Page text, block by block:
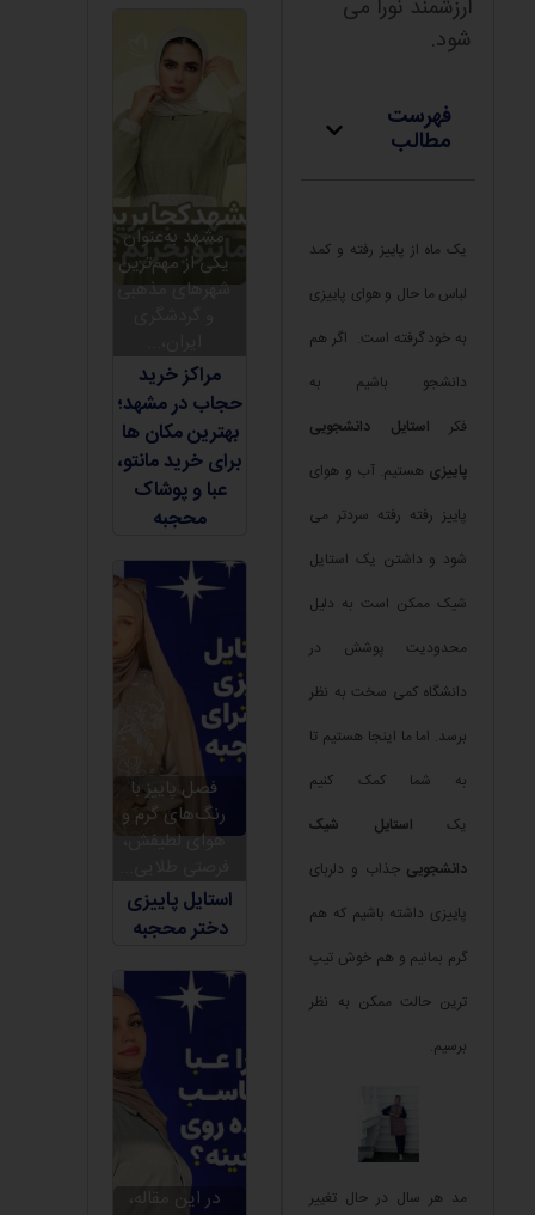
ارزشمند نورا می
شود.
فهرست
مطالب
یک ماه از پاییز رفته و کمد
لباس ما حال و هوای پاییزی
به خود گرفته است. اگر هم
دانشجو باشیم به
فکر استایل دانشجویی
پاییزی هستیم. آب و هوای
پاییز رفته رفته سردتر می
شود و داشتن یک استایل
شیک ممکن است به دلیل
محدودیت پوشش در
دانشگاه کمی سخت به نظر
برسد. اما ما اینجا هستیم تا
به شما کمک کنیم
یک استایل شیک
دانشجویی جذاب و دلربای
پاییزی داشته باشیم که هم
گرم بمانیم و هم خوش تیپ
ترین حالت ممکن به نظر
برسیم.
مد هر سال در حال تغییر
مشهد به‌عنوان
یکی از مهم‌ترین
شهرهای مذهبی
مراکز خرید
حجاب در مشهد؛
بهترین مکان ها
برای خرید مانتو،
عبا و پوشاک
محجبه
فصل پاییز با
رنگ‌های گرم و
هوای لطیفش،
استایل پاییزی
دختر محجبه
در این مقاله،